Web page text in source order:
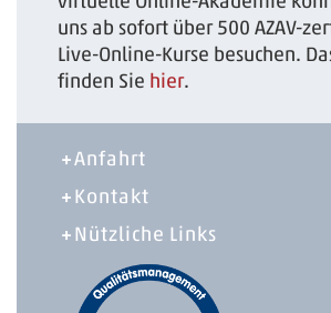
uns ab sofort über 500 AZAV-
Live-Online-Kurse besuchen.
finden Sie hier.
Anfahrt
Kontakt
Nützliche Links